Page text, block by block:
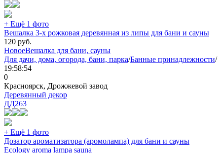
+ Ещё 1 фото
Вешалка 3-х рожковая деревянная из липы для бани и сауны
120 руб.
НовоеВешалка для бани, сауны
Для дачи, дома, огорода, бани, парка/Банные принадлежности/
19:58:54
0
Красноярск, Дрожжевой завод
Деревянный декор
ДД263
+ Ещё 1 фото
Дозатор ароматизатора (аромолампа) для бани и сауны
Ecology aroma lampa sauna